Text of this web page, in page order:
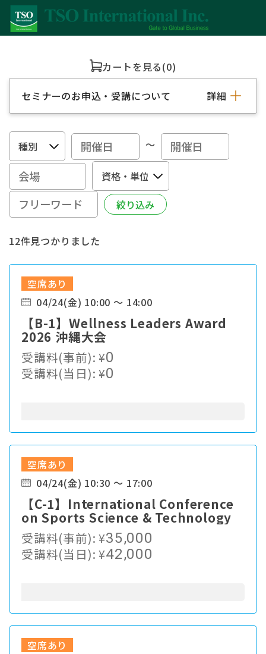
カートを見る(0)
セミナーのお申込・受講について 詳細
～
12件見つかりました
空席あり
04/24(金) 10:00 ～ 14:00
【B-1】Wellness Leaders Award
2026 沖縄大会
受講料(事前):¥0
受講料(当日):¥0
空席あり
04/24(金) 10:30 ～ 17:00
【C-1】International Conference
on Sports Science & Technology
受講料(事前):¥35,000
受講料(当日):¥42,000
空席あり